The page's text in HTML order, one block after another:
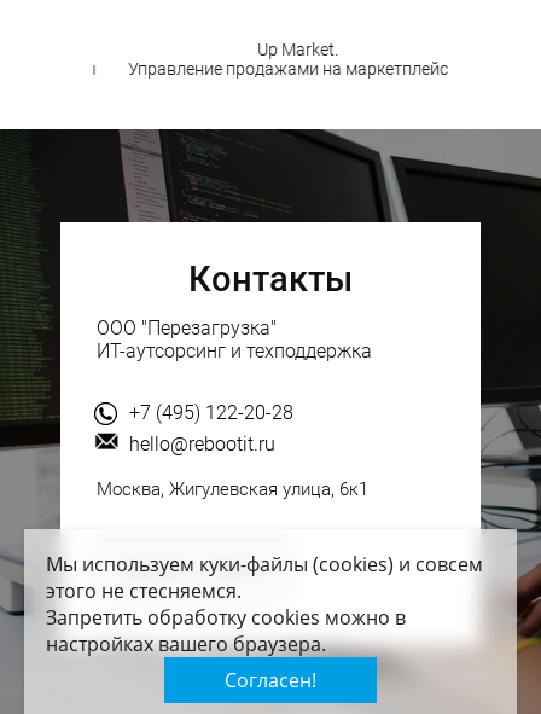
Up Market.
Управление продажами на маркетплейсах
Контакты
ООО "Перезагрузка"
ИТ-аутсорсинг и техподдержка
+7 (495) 122-20-28
hello@rebootit.ru
Москва, Жигулевская улица, 6к1
Заказать звонок
Мы используем куки-файлы (cookies) и совсем
этого не стесняемся.
Запретить обработку cookies можно в
настройках вашего браузера.
Согласен!